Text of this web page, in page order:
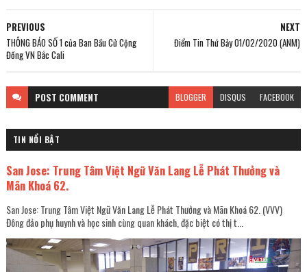
NEXT
Điểm Tin Thứ Bảy 01/02/2020 (ANM)
PREVIOUS
THÔNG BÁO SỐ 1 của Ban Bầu Cử Cộng
Đồng VN Bắc Cali
POST COMMENT BLOGGER DISQUS FACEBOOK
TIN NỔI BẬT
San Jose: Trung Tâm Việt Ngữ Văn Lang Lễ Phát Thưởng và
Mãn Khoá 62.
San Jose: Trung Tâm Việt Ngữ Văn Lang Lễ Phát Thưởng và Mãn Khoá 62. (VVV)
Đông đảo phụ huynh và học sinh cùng quan khách, đặc biệt có thị t...